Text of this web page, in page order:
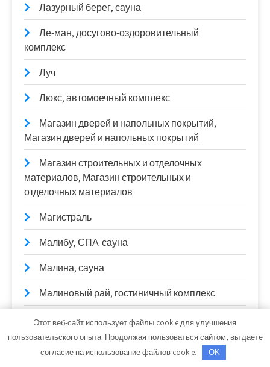
Лазурный берег, сауна
Ле-ман, досугово-оздоровительный
комплекс
Луч
Люкс, автомоечный комплекс
Магазин дверей и напольных покрытий,
Магазин дверей и напольных покрытий
Магазин строительных и отделочных
материалов, Магазин строительных и
отделочных материалов
Магистраль
Малибу, СПА-сауна
Малина, сауна
Малиновый рай, гостиничный комплекс
Мастерская
Матвеевский, автокомплекс
Этот веб-сайт использует файлы cookie для улучшения
пользовательского опыта. Продолжая пользоваться сайтом, вы даете
согласие на использование файлов cookie.
OK